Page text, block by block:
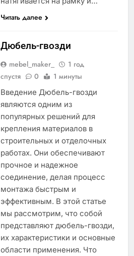
Читать далее
Дюбель-гвозди
mebel_maker_
1 год
спустя
0 1 минуты
Введение Дюбель-гвозди
являются одним из
популярных решений для
крепления материалов в
строительных и отделочных
работах. Они обеспечивают
прочное и надежное
соединение, делая процесс
монтажа быстрым и
эффективным. В этой статье
мы рассмотрим, что собой
представляют дюбель-гвозди,
их характеристики и основные
области применения. Что